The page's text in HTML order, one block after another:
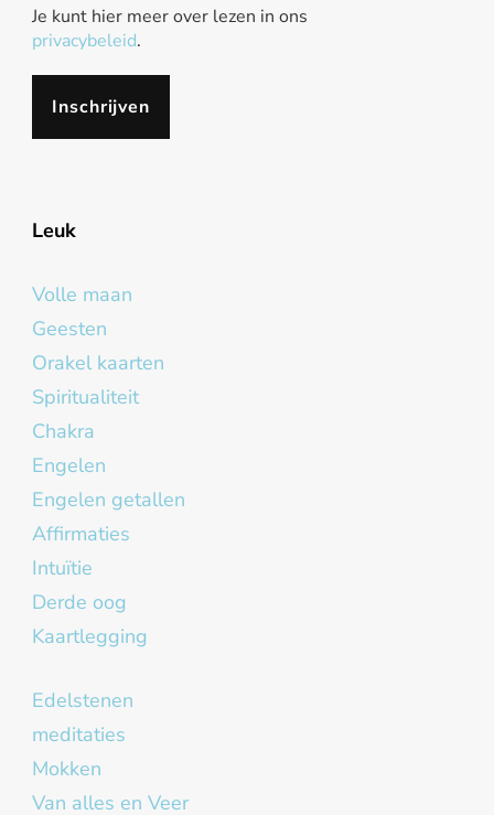
Je kunt hier meer over lezen in ons
privacybeleid.
Leuk
Volle maan
Geesten
Orakel kaarten
Spiritualiteit
Chakra
Engelen
Engelen getallen
Affirmaties
Intuïtie
Derde oog
Kaartlegging
Edelstenen
meditaties
Mokken
Van alles en Veer